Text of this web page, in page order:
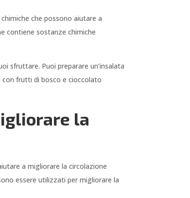
che possono aiutare a
contiene sostanze chimiche
sfruttare. Puoi preparare un’insalata
con frutti di bosco e cioccolato
la
a migliorare la circolazione
essere utilizzati per migliorare la